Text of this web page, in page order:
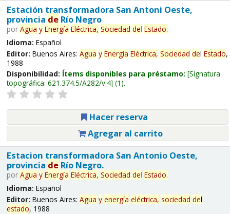
Estación transformadora San Antoni Oeste,
provincia deRío Negro
por Agua y Energía Eléctrica, Sociedad del Estado.
Idioma: Español
Editor: Buenos Aires: Agua y Energía Eléctrica, Sociedad del Estado,
1988
Disponibilidad: Ítems disponibles para préstamo: Signatura
topográfica: 621.374.5/A282/v.4 (1).
Hacer reserva
Agregar al carrito
Estacion transformadora San Antonio Oeste,
provincia deRío Negro.
por Agua y Energía Eléctrica, Sociedad del Estado.
Idioma: Español
Editor: Buenos Aires: Agua y energía eléctrica, sociedad del
estado, 1988